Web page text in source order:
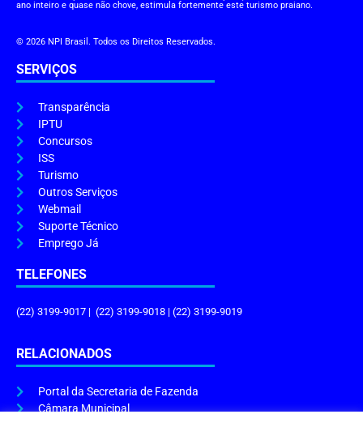
ano inteiro e quase não chove, estimula fortemente este turismo praiano.
© 2026 NPI Brasil. Todos os Direitos Reservados.
SERVIÇOS
Transparência
IPTU
Concursos
ISS
Turismo
Outros Serviços
Webmail
Suporte Técnico
Emprego Já
TELEFONES
(22) 3199-9017 | (22) 3199-9018 | (22) 3199-9019
RELACIONADOS
Portal da Secretaria de Fazenda
Câmara Municipal